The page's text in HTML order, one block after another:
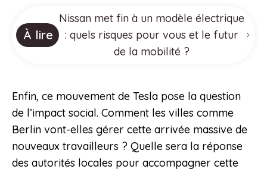
À lire
Nissan met fin à un modèle électrique
: quels risques pour vous et le futur
de la mobilité ?
Enfin, ce mouvement de Tesla pose la question
de l’impact social. Comment les villes comme
Berlin vont-elles gérer cette arrivée massive de
nouveaux travailleurs ? Quelle sera la réponse
des autorités locales pour accompagner cette